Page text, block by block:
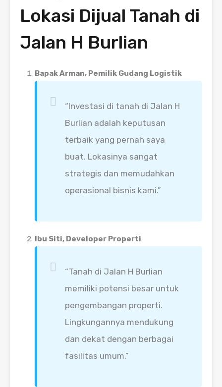
Lokasi Dijual Tanah di
Jalan H Burlian
Bapak Arman, Pemilik Gudang Logistik
“Investasi di tanah di Jalan H
Burlian adalah keputusan
terbaik yang pernah saya
buat. Lokasinya sangat
strategis dan memudahkan
operasional bisnis kami.”
Ibu Siti, Developer Properti
“Tanah di Jalan H Burlian
memiliki potensi besar untuk
pengembangan properti.
Lingkungannya mendukung
dan dekat dengan berbagai
fasilitas umum.”